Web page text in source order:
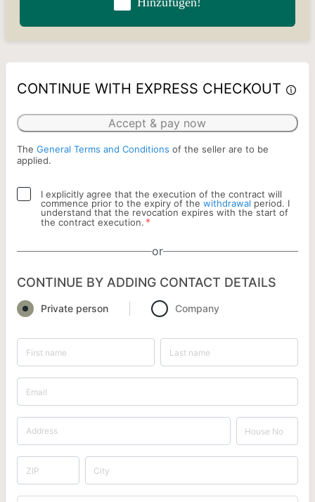
CONTINUE WITH EXPRESS CHECKOUT
Accept & pay now
The General Terms and Conditions of the seller are to be
applied.
I explicitly agree that the execution of the contract will
commence prior to the expiry of the withdrawal period. I
understand that the revocation expires with the start of
the contract execution. *
or
CONTINUE BY ADDING CONTACT DETAILS
Private person Company